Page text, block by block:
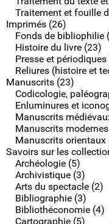
Traitement et fouille
Imprimés (26)
Fonds de bibliophilie
Histoire du livre (23)
Presse et périodiques
Reliures (histoire et
Manuscrits (23)
Codicologie,
Enluminures et
Manuscrits
Manuscrits
Manuscrits orientaux
Savoirs sur les
Archéologie (5)
Archivistique (3)
Arts du spectacle (2)
Bibliographie (3)
Bibliothéconomie (4)
Cartographie (5)